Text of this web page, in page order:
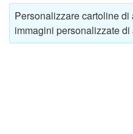
Cartoline
Personalizzare cartoline
immagini personalizzate